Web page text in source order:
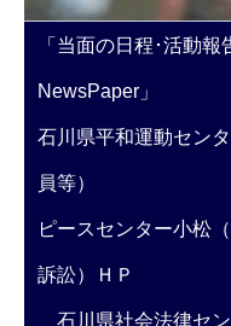
「当面の日程･活動報
NewsPaper」
石川県平和運動セン
員等）
ピースセンター小松
訴訟）ＨＰ
石川県社会法律セ